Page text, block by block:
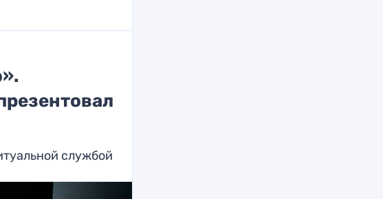
службой